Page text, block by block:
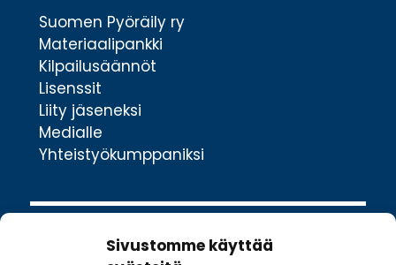
Sivustomme käyttää
Suomen Pyöräily ry
Materiaalipankki
Kilpailusäännöt
Lisenssit
Liity jäseneksi
Medialle
Yhteistyökumppaniksi